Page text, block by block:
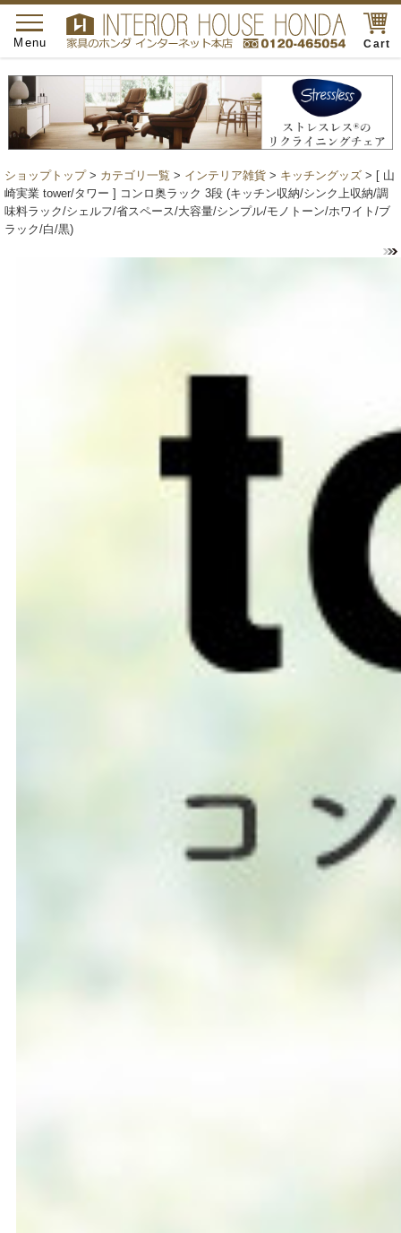
Cart
toggle
navigation
Menu
ショップトップ> カテゴリ一覧 > インテリア雑貨 > キッチングッズ > [ 山
崎実業 tower/タワー ] コンロ奥ラック 3段 (キッチン収納/シンク上収納/調
味料ラック/シェルフ/省スペース/大容量/シンプル/モノトーン/ホワイト/ブ
ラック/白/黒)